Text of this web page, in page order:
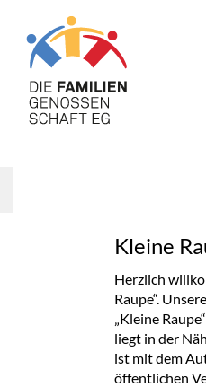
Kleine
Herzlich
Raupe“.
„Kleine
liegt in der
ist mit dem
öffentlichen